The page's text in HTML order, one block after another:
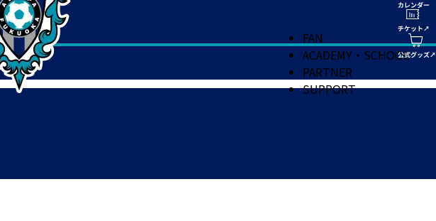
FAN
ACADEMY・SCHOOL
PARTNER
SUPPORT